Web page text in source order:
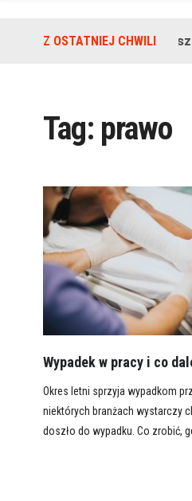
Z OSTATNIEJ CHWILI
Na terenie
Tag: prawo
Wypadek w pracy i co
Okres letni sprzyja wypadkom
niektórych branżach wystarczy
doszło do wypadku. Co zrobić,